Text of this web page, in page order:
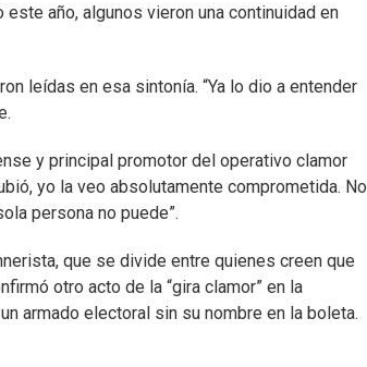
año, algunos vieron una continuidad en
leídas en esa sintonía. “Ya lo dio a entender
y principal promotor del operativo clamor
yo la veo absolutamente comprometida. No
persona no puede”.
que se divide entre quienes creen que
otro acto de la “gira clamor” en la
armado electoral sin su nombre en la boleta.